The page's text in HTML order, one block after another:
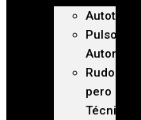
Autoteca
Pulso
Automotriz
Rudo
pero
Técnico